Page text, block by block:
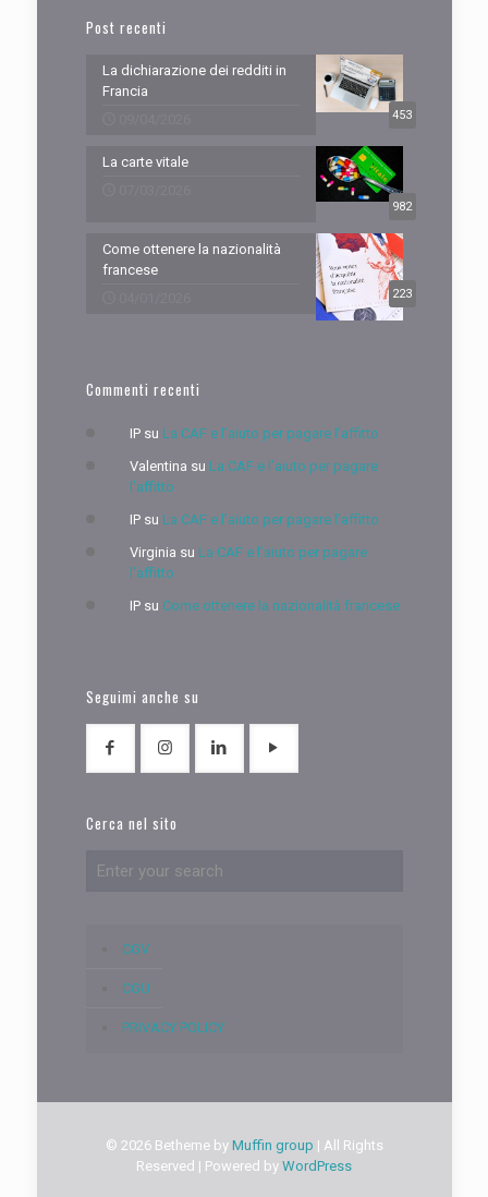
Post recenti
453
La dichiarazione dei redditi in
Francia
982
La carte vitale
223
Come ottenere la nazionalità
francese
Commenti recenti
IPsu La CAF e l’aiuto per pagare l’affitto
Valentina su La CAF e l’aiuto per pagare
l’affitto
IPsu La CAF e l’aiuto per pagare l’affitto
Virginia su La CAF e l’aiuto per pagare
l’affitto
IPsu Come ottenere la nazionalità francese
Seguimi anche su
Cerca nel sito
CGV
CGU
PRIVACY POLICY
© 2026 Betheme by Muffin group | All Rights
Reserved | Powered by WordPress